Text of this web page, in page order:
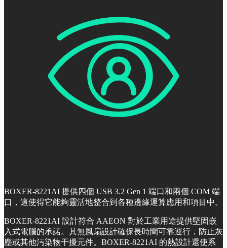
BOXER-8221AI 提供四個 USB 3.2 Gen 1 端口和兩個 COM 端
口，這使得它能夠靈活地整合到各種邊緣運算應用和項目中。
BOXER-8221AI 設計符合 AAEON 對於工業用途提供堅固嵌
入式電腦的承諾。其無風扇設計確保長時間可靠運行，防止灰
塵或其他污染物干擾元件。BOXER-8221AI 的熱設計還使系